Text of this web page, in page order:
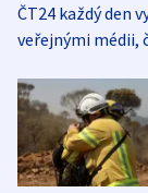
ČT24 každý den
veřejnými médii,